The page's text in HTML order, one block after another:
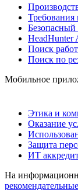
Безопасный
HeadHunter
Поиск
Поиск по
Мобильное
Этика и
Оказание
Защита
ИТ
На